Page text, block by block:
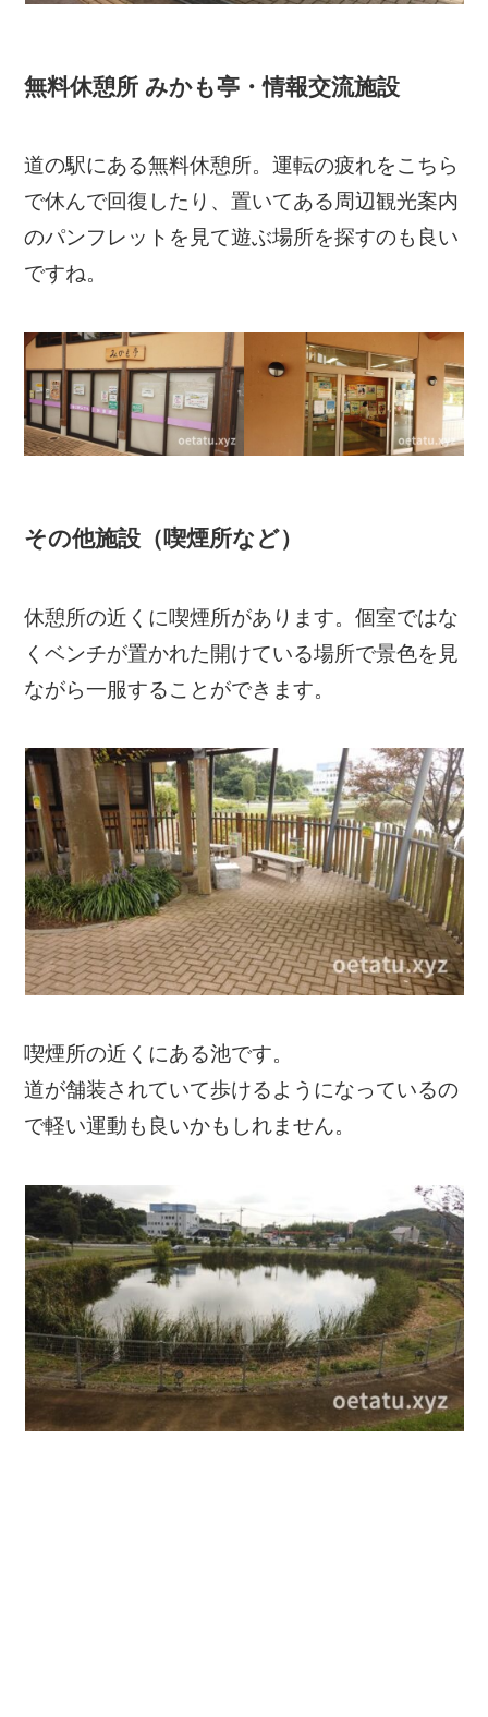
無料休憩所 みかも亭・情報交流施設
道の駅にある無料休憩所。運転の疲れをこちら
で休んで回復したり、置いてある周辺観光案内
のパンフレットを見て遊ぶ場所を探すのも良い
ですね。
その他施設（喫煙所など）
休憩所の近くに喫煙所があります。個室ではな
くベンチが置かれた開けている場所で景色を見
ながら一服することができます。
喫煙所の近くにある池です。
道が舗装されていて歩けるようになっているの
で軽い運動も良いかもしれません。